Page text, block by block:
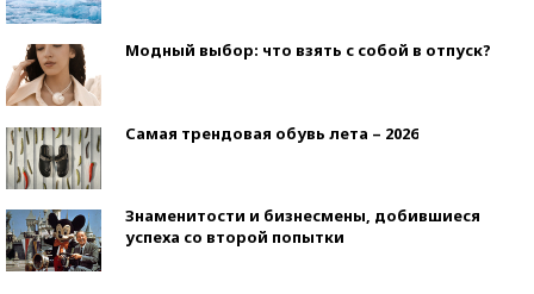
Модный выбор: что взять с собой в отпуск?
Самая трендовая обувь лета – 2026
Знаменитости и бизнесмены, добившиеся
успеха со второй попытки